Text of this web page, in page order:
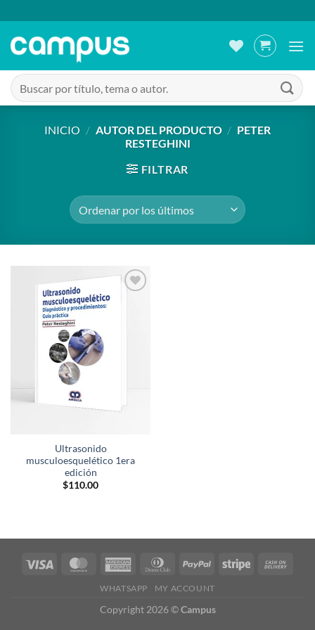
al
contenido
Buscar
por:
INICIO / AUTOR DEL PRODUCTO / PETER
RESTEGHINI
FILTRAR
Ultrasonido
musculoesquelético 1era
edición
$110.00
WHATSAPP MY ACCOUNT
Copyright 2026 ©Campus